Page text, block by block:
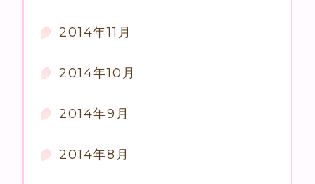
2014年11月
2014年10月
2014年9月
2014年8月